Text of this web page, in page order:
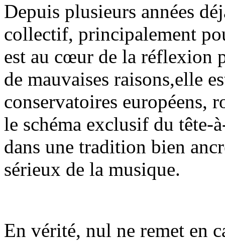
Depuis plusieurs années
collectif, principalement
est au cœur de la réflexion
de mauvaises raisons,elle
conservatoires européens,
le schéma exclusif du tête-
dans une tradition bien
sérieux de la musique.
En vérité, nul ne remet en